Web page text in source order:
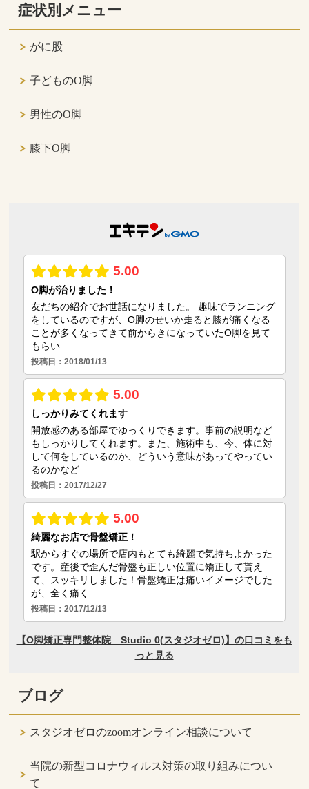
症状別メニュー
がに股
子どものO脚
男性のO脚
膝下O脚
ブログ
スタジオゼロのzoomオンライン相談について
当院の新型コロナウィルス対策の取り組みについ
て